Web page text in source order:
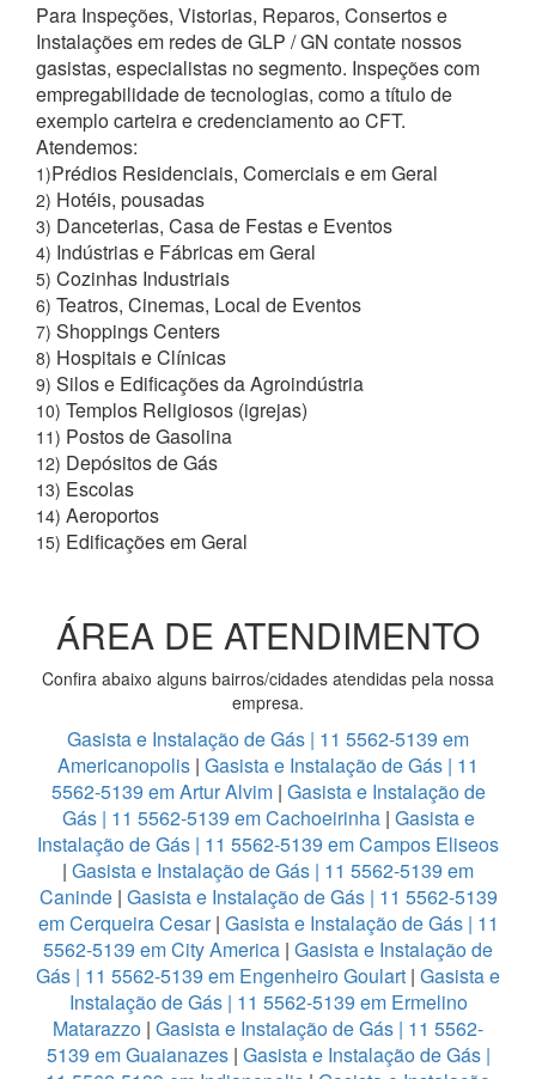
Para Inspeções, Vistorias, Reparos, Consertos e
Instalações em redes de GLP / GN contate nossos
gasistas, especialistas no segmento. Inspeções com
empregabilidade de tecnologias, como a título de
exemplo carteira e credenciamento ao CFT.
Atendemos:
1)Prédios Residenciais, Comerciais e em Geral
2) Hotéis, pousadas
3) Danceterias, Casa de Festas e Eventos
4) Indústrias e Fábricas em Geral
5) Cozinhas Industriais
6) Teatros, Cinemas, Local de Eventos
7) Shoppings Centers
8) Hospitais e Clínicas
9) Silos e Edificações da Agroindústria
10) Templos Religiosos (igrejas)
11) Postos de Gasolina
12) Depósitos de Gás
13) Escolas
14) Aeroportos
15) Edificações em Geral
ÁREA DE ATENDIMENTO
Confira abaixo alguns bairros/cidades atendidas pela nossa
empresa.
Gasista e Instalação de Gás | 11 5562-5139 em
Americanopolis | Gasista e Instalação de Gás | 11
5562-5139 em Artur Alvim | Gasista e Instalação de
Gás | 11 5562-5139 em Cachoeirinha| Gasista e
Instalação de Gás | 11 5562-5139 em Campos Eliseos
| Gasista e Instalação de Gás | 11 5562-5139 em
Caninde| Gasista e Instalação de Gás | 11 5562-5139
em Cerqueira Cesar| Gasista e Instalação de Gás | 11
5562-5139 em City America | Gasista e Instalação de
Gás | 11 5562-5139 em Engenheiro Goulart | Gasista e
Instalação de Gás | 11 5562-5139 em Ermelino
Matarazzo | Gasista e Instalação de Gás | 11 5562-
5139 em Guaianazes| Gasista e Instalação de Gás |